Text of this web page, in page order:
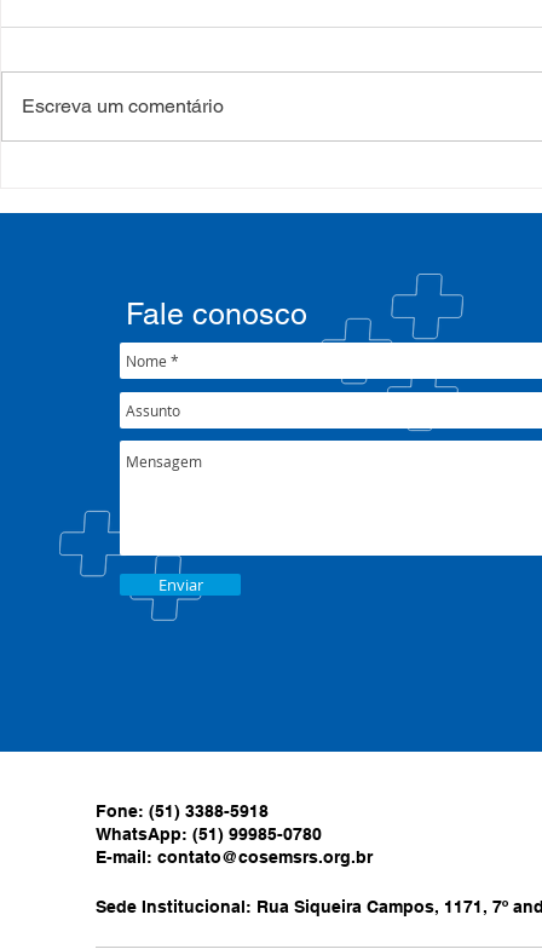
001/2022
Escreva um comentário
Enviar
Fale conosco
Fone: (51) 3388-5918
WhatsApp: (51) 99985-0780
E-mail: contato@cosemsrs.org.br
Sede Institucional: Rua Siqueira Campos, 1171, 7º